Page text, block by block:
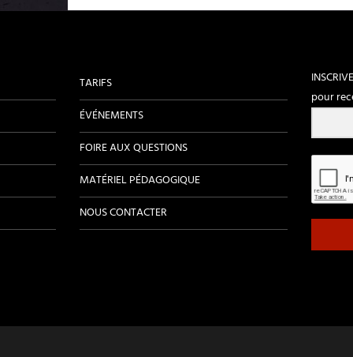
TARIFS
ÉVÉNEMENTS
FOIRE AUX QUESTIONS
MATÉRIEL PÉDAGOGIQUE
NOUS CONTACTER
pour